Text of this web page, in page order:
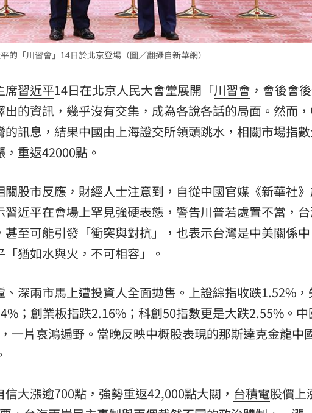
的「川習會」14日於北京登場（圖／翻攝自新華網）
席習近平14日在北京人民大會堂展開「川習會 ，會後會
的資訊，幾乎沒有交集，成為各說各話的局面。然而
訊息，結果中國由上海證交所領頭跳水，相關市場指
重返42000點。
股市反應，財經人士注意到，自從中國官媒《新華社
近平在會場上罕見強硬表態，警告川普若處置不當，
至可能引發「衝突與對抗」，也表示台灣是中美關係
猶如水與火，不可相容」。
深兩市馬上遭投資人全面拋售。上證綜指收跌1.52%，
；創業板指跌2.16%；科創50指數更是大跌2.55%。中
一片哀鴻遍野。當晚反映中概股表現的那斯達克金龍中
大漲逾700點，強勢重返42,000點大關， 台積電股價上